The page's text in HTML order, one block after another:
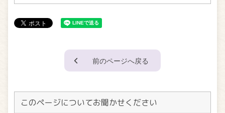
前のページへ戻る
このページについてお聞かせください